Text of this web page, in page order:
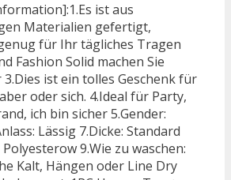
ist aus
Materialien gefertigt,
für Ihr tägliches Tragen
Fashion Solid machen Sie
ist ein tolles Geschenk für
oder sich. 4.Ideal für Party,
ich bin sicher 5.Gender:
Lässig 7.Dicke: Standard
9.Wie zu waschen:
Kalt, Hängen oder Line Dry